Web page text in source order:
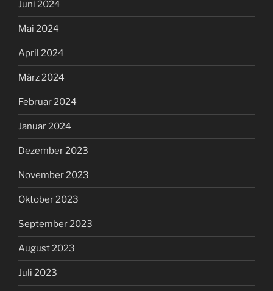
Juni 2024
Mai 2024
April 2024
März 2024
Februar 2024
Januar 2024
Dezember 2023
November 2023
Oktober 2023
September 2023
August 2023
Juli 2023